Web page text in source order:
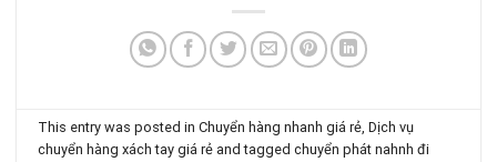
This entry was posted inChuyển hàng nhanh giá rẻ,Dịch vụ
chuyển hàng xách tay giá rẻ and taggedchuyển phát nahnh đi